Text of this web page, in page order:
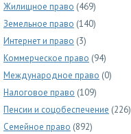
Жилищное право (469)
Земельное право (140)
Интернет и право (3)
Коммерческое право (94)
Международное право (0)
Налоговое право (109)
Пенсии и соцобеспечение (226)
Семейное право (892)